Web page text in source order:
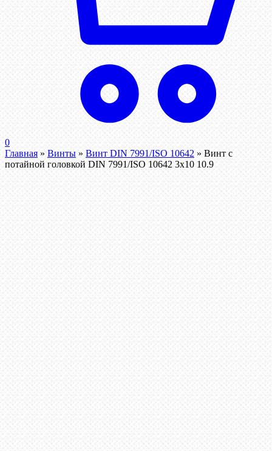
0
Главная » Винты » Винт DIN 7991/ISO 10642 » Винт с
потайной головкой DIN 7991/ISO 10642 3х10 10.9